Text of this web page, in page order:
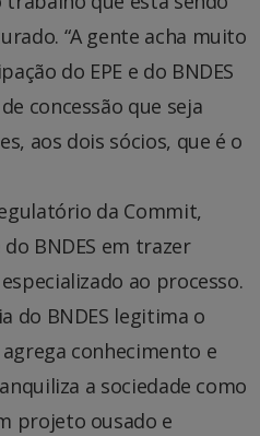
“A gente acha muito
do EPE e do BNDES
concessão que seja
aos dois sócios, que é o
da Commit,
BNDES em trazer
ao processo.
do BNDES legitima o
conhecimento e
a sociedade como
projeto ousado e